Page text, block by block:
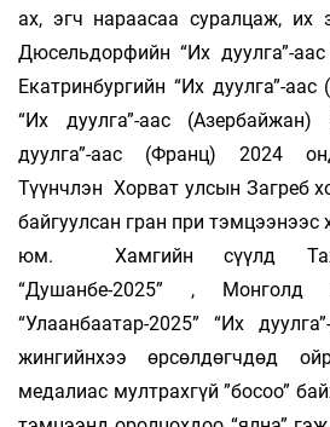
ах, эгч нараасаа суралцаж, их
Дюсельдорфийн “Их дуулга”-
Екатринбургийн “Их дуулга”-
“Их дуулга”-аас
дуулга”-аас (Франц) 2024
Түүнчлэн Хорват улсын Загреб
байгуулсан гран при тэмцээнээс
юм. Хамгийн сүүлд
“Душанбе-2025” , Монголд
“Улаанбаатар-2025” “Их
жингийнхээ өрсөлдөгчдөд
медалиас мултрахгүй ”босоо”